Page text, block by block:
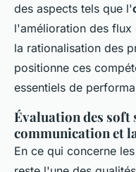
des aspects tels que l'
l'amélioration des flux
la rationalisation des
positionne ces
essentiels de
Évaluation des soft
communication et
En ce qui concerne les